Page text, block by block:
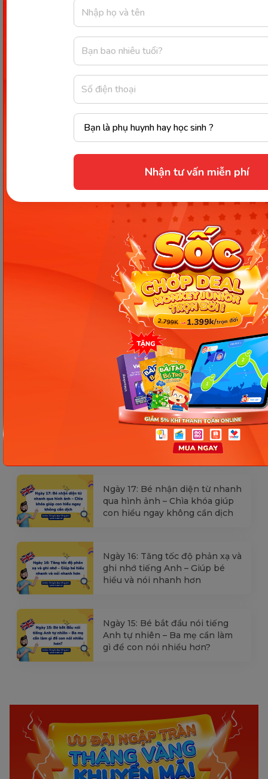
Nhận tư vấn miễn phí
triển khỏe mạnh và an toàn nhé.
Thông tin trong bài viết được tổng hợp nhằm
mục đích tham khảo và có thể thay đổi mà
không cần báo trước. Quý khách vui lòng
kiểm tra lại qua các kênh chính thức hoặc liên
tình hình thực tế.
Các Bài Viết Mới Nhất
[Thảo luận] Cơn thịnh nộ (ăn
vạ) của trẻ | Kỷ luật tích cực #17
Ngày 18: Vì sao bé nhanh quên
từ tiếng Anh? Cách giúp con
nhớ lâu mà không cần học
Ngày 17: Bé nhận diện từ nhanh
qua hình ảnh – Chìa khóa giúp
con hiểu ngay không cần dịch
Ngày 16: Tăng tốc độ phản xạ và
ghi nhớ tiếng Anh – Giúp bé
hiểu và nói nhanh hơn
Ngày 15: Bé bắt đầu nói tiếng
Anh tự nhiên – Ba mẹ cần làm
gì để con nói nhiều hơn?